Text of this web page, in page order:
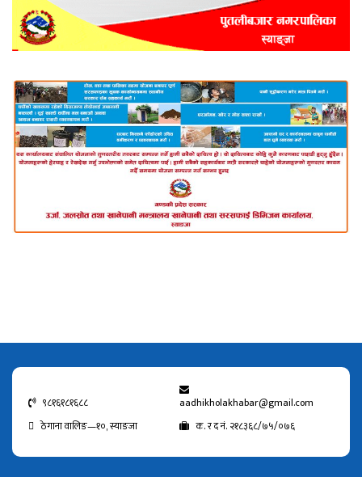
९८१६१८१६८८
aadhikholakhabar@gmail.com
ठेगाना वालिङ—१०, स्याङजा
क. र द नं. २१८३६८/७५/०७६